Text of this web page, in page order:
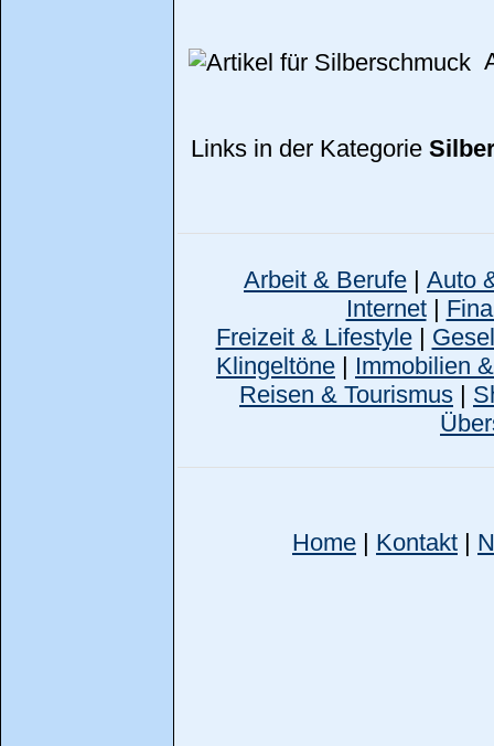
Links in der Kategorie
Arbeit & Berufe | Auto
Internet|
Freizeit & Lifestyle|
Klingeltöne | Immobilien
Reisen & Tourismus |
Home | Kontakt |